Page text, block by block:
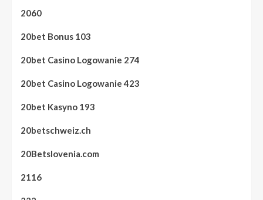
2060
20bet Bonus 103
20bet Casino Logowanie 274
20bet Casino Logowanie 423
20bet Kasyno 193
20betschweiz.ch
20Betslovenia.com
2116